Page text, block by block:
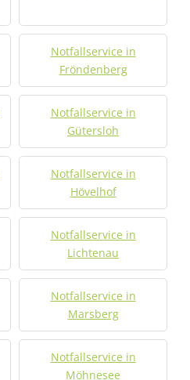
Notfallservice in
Fröndenberg
Notfallservice in
Gütersloh
Notfallservice in
Hövelhof
Notfallservice in
Lichtenau
Notfallservice in
Marsberg
Notfallservice in
Möhnesee